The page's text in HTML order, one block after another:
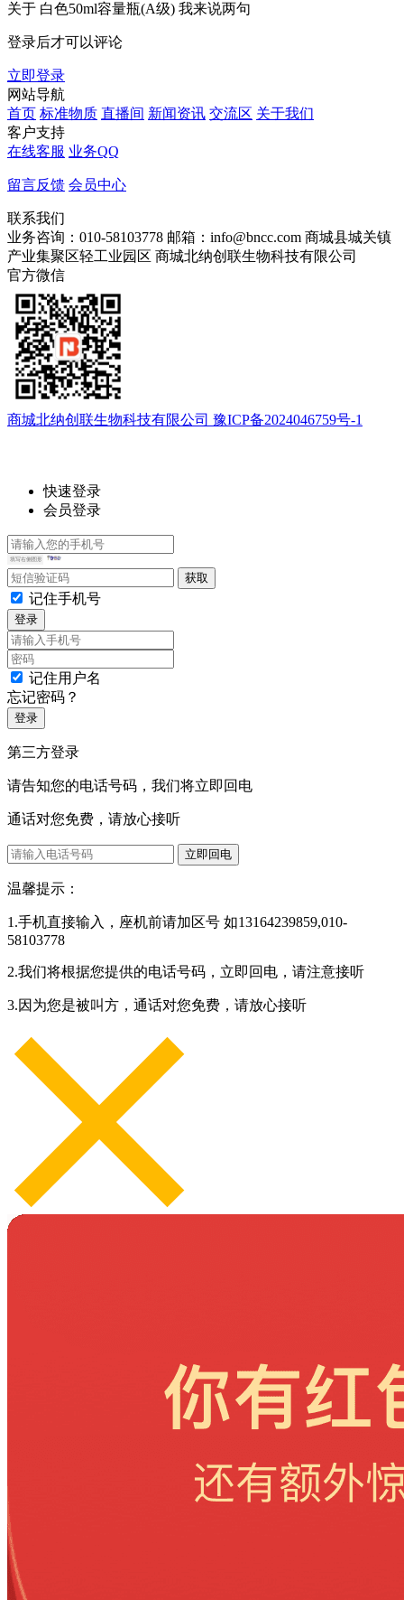
关于 白色50ml容量瓶(A级) 我来说两句
登录后才可以评论
立即登录
网站导航
首页 标准物质 直播间 新闻资讯 交流区 关于我们
客户支持
在线客服 业务QQ
留言反馈 会员中心
联系我们
业务咨询：010-58103778 邮箱：info@bncc.com 商城县城关镇
产业集聚区轻工业园区 商城北纳创联生物科技有限公司
官方微信
商城北纳创联生物科技有限公司 豫ICP备2024046759号-1
快速登录
会员登录
记住手机号
登录
记住用户名
忘记密码？
登录
第三方登录
请告知您的电话号码，我们将立即回电
通话对您免费，请放心接听
立即回电
温馨提示：
1.手机直接输入，座机前请加区号 如13164239859,010-
58103778
2.我们将根据您提供的电话号码，立即回电，请注意接听
3.因为您是被叫方，通话对您免费，请放心接听